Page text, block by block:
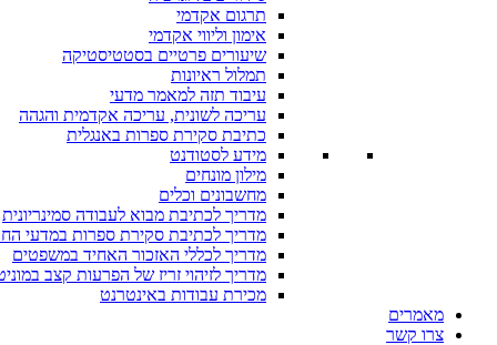
תרגום אקדמי
אימון וליווי אקדמי
שיעורים פרטיים בסטטיסטיקה
תמלול ראיונות
עיבוד תזה למאמר מדעי
עריכה לשונית, עריכה אקדמית והגהה
כתיבת סקירת ספרות באנגלית
מידע לסטודנט
מילון מונחים
מחשבונים וכלים
מדריך לכתיבת מבוא לעבודה סמינריונית
מדריך לכתיבת סקירת ספרות במדעי
מדריך לכללי האזכור האחיד במשפטים
מדריך לזיהוי זריז של הפרעות קצב
מכירת עבודות באינטרנט
מאמרים
צרו קשר